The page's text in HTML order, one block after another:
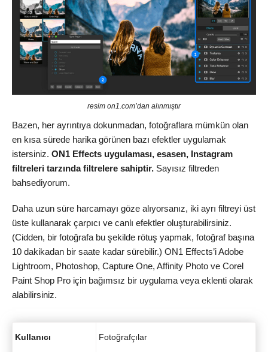
resim on1.com’dan alınmıştır
Bazen, her ayrıntıya dokunmadan, fotoğraflara mümkün olan
en kısa sürede harika görünen bazı efektler uygulamak
istersiniz. ON1 Effects uygulaması, esasen, Instagram
filtreleri tarzında filtrelere sahiptir. Sayısız filtreden
bahsediyorum.
Daha uzun süre harcamayı göze alıyorsanız, iki ayrı filtreyi üst
üste kullanarak çarpıcı ve canlı efektler oluşturabilirsiniz.
(Cidden, bir fotoğrafa bu şekilde rötuş yapmak, fotoğraf başına
10 dakikadan bir saate kadar sürebilir.) ON1 Effects’i Adobe
Lightroom, Photoshop, Capture One, Affinity Photo ve Corel
Paint Shop Pro için bağımsız bir uygulama veya eklenti olarak
alabilirsiniz.
Kullanıcı Fotoğrafçılar